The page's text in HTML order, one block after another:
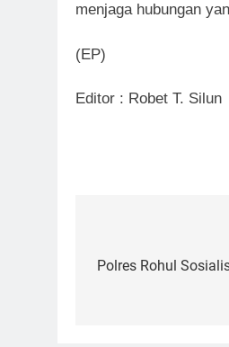
menjaga hubungan
(EP)
Editor : Robet T. Silun
pos
Polres Rohul